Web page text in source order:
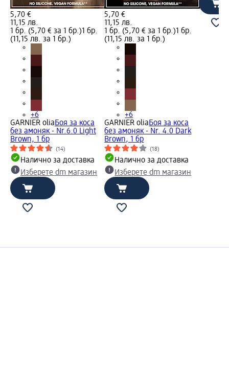
5,70 €
11,15 лв.
1 бр. (5,70 € за 1 бр.)1 бр.
(11,15 лв. за 1 бр.)
+6
GARNIER oliaБоя за коса
без амоняк - Nr.6.0 Light
Brown, 1 бр
(14)
Налично за доставка
Изберете dm магазин
5,70 €
11,15 лв.
1 бр. (5,70 € за 1 бр.)1 бр.
(11,15 лв. за 1 бр.)
+6
GARNIER oliaБоя за коса
без амоняк - Nr. 4.0 Dark
Brown, 1 бр
(18)
Налично за доставка
Изберете dm магазин